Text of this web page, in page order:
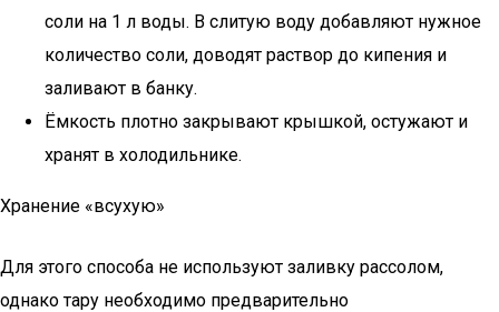
соли на 1 л воды. В слитую воду добавляют нужное
количество соли, доводят раствор до кипения и
заливают в банку.
Ёмкость плотно закрывают крышкой, остужают и
хранят в холодильнике.
Хранение «всухую»
Для этого способа не используют заливку рассолом,
однако тару необходимо предварительно